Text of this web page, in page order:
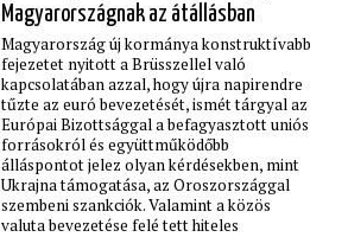
Magyarországnak az átállásban
Magyarország új kormánya konstruktívabb
fejezetet nyitott a Brüsszellel való
kapcsolatában azzal, hogy újra napirendre
tűzte az euró bevezetését, ismét tárgyal az
Európai Bizottsággal a befagyasztott uniós
forrásokról és együttműködőbb
álláspontot jelez olyan kérdésekben, mint
Ukrajna támogatása, az Oroszországgal
szembeni szankciók. Valamint a közös
valuta bevezetése felé tett hiteles